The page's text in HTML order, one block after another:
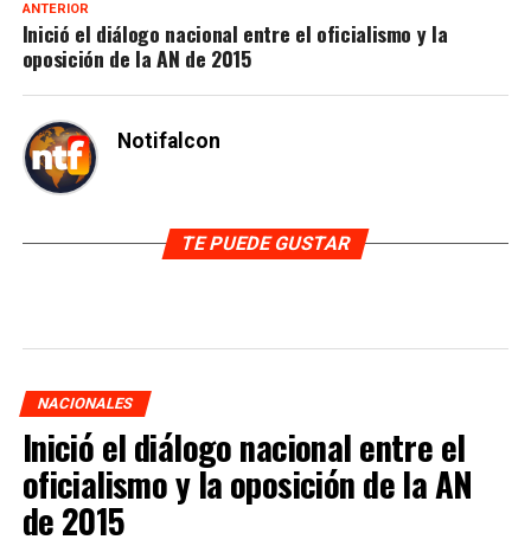
ANTERIOR
Inició el diálogo nacional entre el oficialismo y la
oposición de la AN de 2015
Notifalcon
TE PUEDE GUSTAR
NACIONALES
Inició el diálogo nacional entre el
oficialismo y la oposición de la AN
de 2015